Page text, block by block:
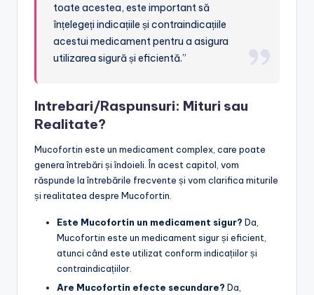
toate acestea, este important să
înțelegeți indicațiile și contraindicațiile
acestui medicament pentru a asigura
utilizarea sigură și eficientă.”
Intrebari/Raspunsuri: Mituri sau
Realitate?
Mucofortin este un medicament complex, care poate
genera întrebări și îndoieli. În acest capitol, vom
răspunde la întrebările frecvente și vom clarifica miturile
și realitatea despre Mucofortin.
Este Mucofortin un medicament sigur? Da,
Mucofortin este un medicament sigur și eficient,
atunci când este utilizat conform indicațiilor și
contraindicațiilor.
Are Mucofortin efecte secundare? Da,